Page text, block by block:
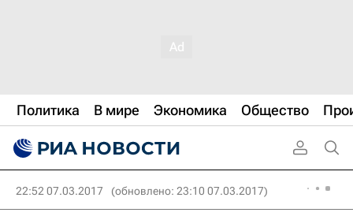
Политика В мире Экономика Общество
22:52 07.03.2017 (обновлено: 23:10 07.03.2017)